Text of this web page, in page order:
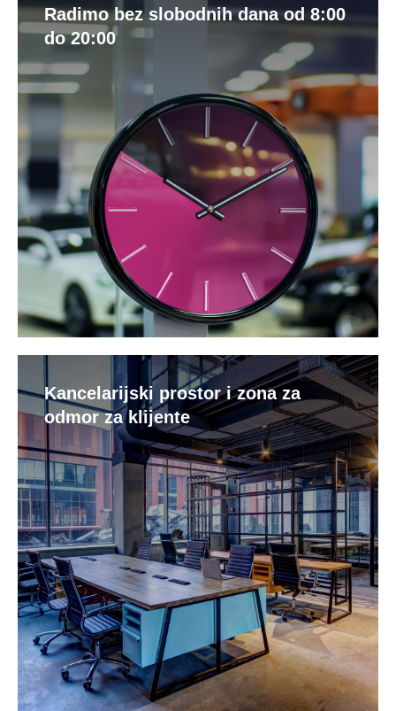
Radimo bez slobodnih dana od 8:00
do 20:00
Kancelarijski prostor i zona za
odmor za klijente